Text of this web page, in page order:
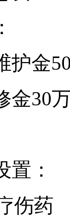
护金
金30
置：
伤药